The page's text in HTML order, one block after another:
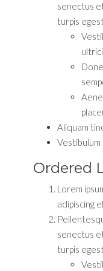
senectus
turpis
Aliquam
Ordered
Lorem
adipiscing
senectus
turpis